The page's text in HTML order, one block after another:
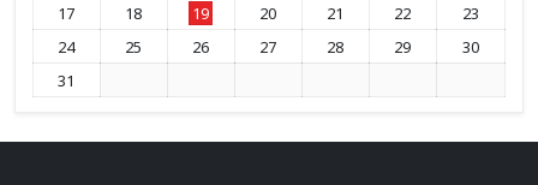
17
18 19 20 21 22
23
24
25 26 27 28 29
30
31